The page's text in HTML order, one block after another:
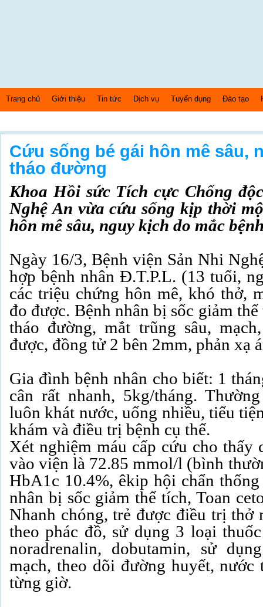
Trang chủ Giới thiệu Tin tức Dịch vụ Tuyển dụng Đào tạo
Cứu sống bé gái hôn mê sâu,
tháo đường
Khoa Hồi sức Tích cực Chống
Nghệ An vừa cứu sống kịp thời
hôn mê sâu, nguy kịch do mắc
Ngày 16/3, Bệnh viện Sản Nhi
hợp bệnh nhân Đ.T.P.L. (13 tuổi,
các triệu chứng hôn mê, khó thở,
đo được. Bệnh nhân bị sốc giảm
tháo đường, mắt trũng sâu,
được, đồng tử 2 bên 2mm, phản xạ
Gia đình bệnh nhân cho biết: 1
cân rất nhanh, 5kg/tháng.
luôn khát nước, uống nhiều, tiểu
khám và điều trị bệnh cụ thể.
Xét nghiệm máu cấp cứu cho thấy
vào viện là 72.85 mmol/l (bình
HbA1c 10.4%, êkip hội chẩn thống
nhân bị sốc giảm thể tích, Toan
Nhanh chóng, trẻ được điều trị thở
theo phác đồ, sử dụng 3 loại
noradrenalin, dobutamin, sử
mạch, theo dõi đường huyết,
từng giờ.